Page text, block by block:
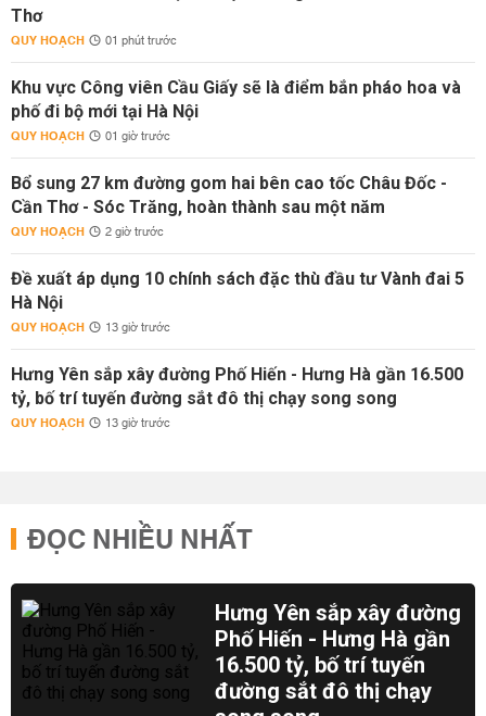
Thơ
QUY HOẠCH 01 phút trước
Khu vực Công viên Cầu Giấy sẽ là điểm bắn pháo hoa và
phố đi bộ mới tại Hà Nội
QUY HOẠCH 01 giờ trước
Bổ sung 27 km đường gom hai bên cao tốc Châu Đốc -
Cần Thơ - Sóc Trăng, hoàn thành sau một năm
QUY HOẠCH 2 giờ trước
Đề xuất áp dụng 10 chính sách đặc thù đầu tư Vành đai 5
Hà Nội
QUY HOẠCH 13 giờ trước
Hưng Yên sắp xây đường Phố Hiến - Hưng Hà gần 16.500
tỷ, bố trí tuyến đường sắt đô thị chạy song song
QUY HOẠCH 13 giờ trước
ĐỌC NHIỀU NHẤT
Hưng Yên sắp xây đường
Phố Hiến - Hưng Hà gần
16.500 tỷ, bố trí tuyến
đường sắt đô thị chạy